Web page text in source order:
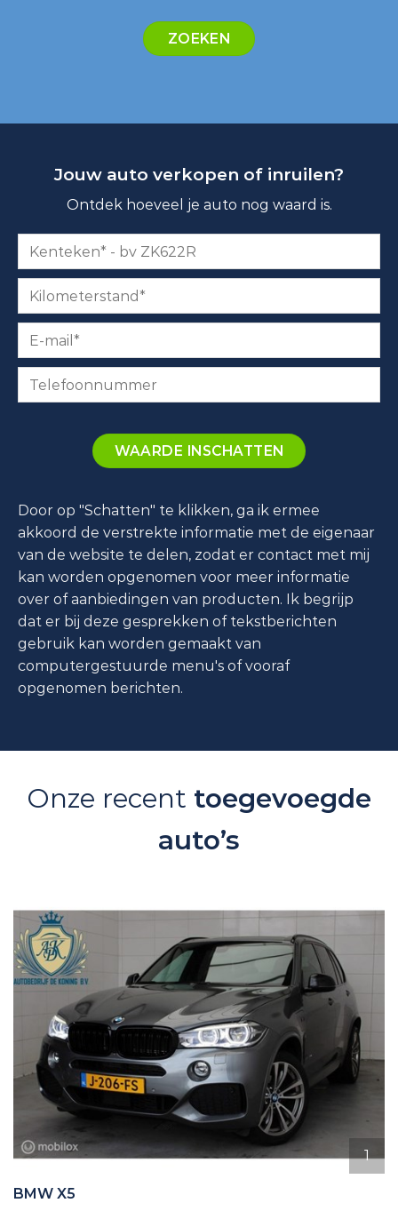
ZOEKEN
Jouw auto verkopen of inruilen?
Ontdek hoeveel je auto nog waard is.
WAARDE INSCHATTEN
Door op "Schatten" te klikken, ga ik ermee
akkoord de verstrekte informatie met de eigenaar
van de website te delen, zodat er contact met mij
kan worden opgenomen voor meer informatie
over of aanbiedingen van producten. Ik begrijp
dat er bij deze gesprekken of tekstberichten
gebruik kan worden gemaakt van
computergestuurde menu's of vooraf
opgenomen berichten.
Onze recent toegevoegde
auto’s
1
BMW X5